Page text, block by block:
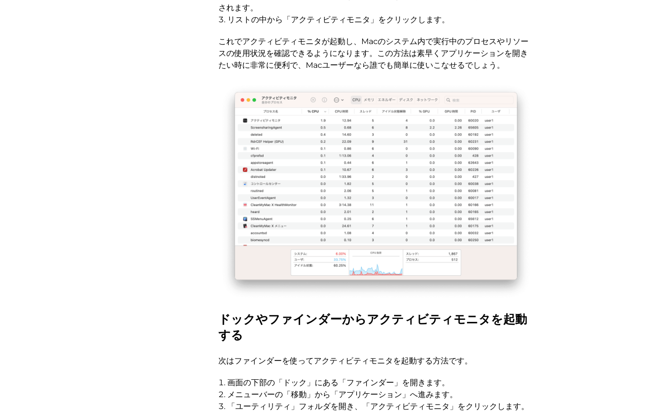
されます。
リストの中から「アクティビティモニタ」をクリックします。
これでアクティビティモニタが起動し、Macのシステム内で実行中のプロセスやリソー
スの使用状況を確認できるようになります。この方法は素早くアプリケーションを開き
たい時に非常に便利で、Macユーザーなら誰でも簡単に使いこなせるでしょう。
ドックやファインダーからアクティビティモニタを起動
する
次はファインダーを使ってアクティビティモニタを起動する方法です。
画面の下部の「ドック」にある「ファインダー」を開きます。
メニューバーの「移動」から「アプリケーション」へ進みます。
「ユーティリティ」フォルダを開き、「アクティビティモニタ」をクリックします。